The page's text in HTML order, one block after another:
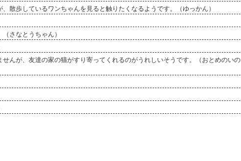
散歩しているワンちゃんを見ると触りたくなるようです。（ゆっかん）
さなとうちゃん）
んが、友達の家の猫がすり寄ってくれるのがうれしいそうです。（おとめのいの